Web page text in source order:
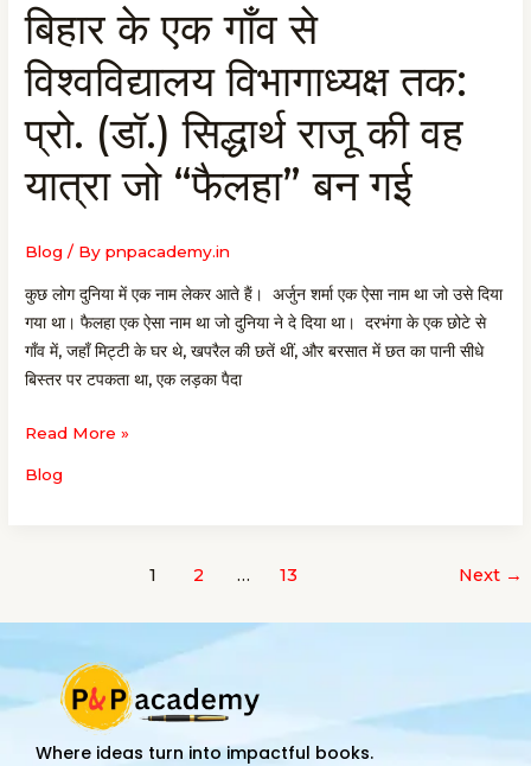
बिहार के एक गाँव से
विश्वविद्यालय विभागाध्यक्ष तक:
प्रो. (डॉ.) सिद्धार्थ राजू की वह
यात्रा जो “फैलहा” बन गई
Blog / Bypnpacademy.in
कुछ लोग दुनिया में एक नाम लेकर आते हैं। अर्जुन शर्मा एक ऐसा नाम था जो उसे दिया
गया था। फैलहा एक ऐसा नाम था जो दुनिया ने दे दिया था। दरभंगा के एक छोटे से
गाँव में, जहाँ मिट्टी के घर थे, खपरैल की छतें थीं, और बरसात में छत का पानी सीधे
बिस्तर पर टपकता था, एक लड़का पैदा
बिहार
के
एक
गाँव
से
विश्वविद्यालय
विभागाध्यक्ष
प्रो.
सिद्धार्थ
राजू
की
वह
जो
“फैलहा”
Read More »
Blog
1 2 … 13 Next →
Where ideas turn into impactful books.